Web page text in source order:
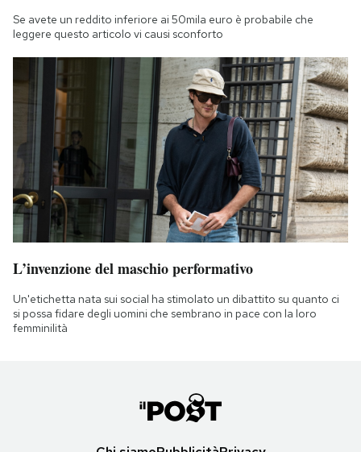
Se avete un reddito inferiore ai 50mila euro è probabile che
leggere questo articolo vi causi sconforto
L’invenzione del maschio performativo
Un'etichetta nata sui social ha stimolato un dibattito su quanto ci
si possa fidare degli uomini che sembrano in pace con la loro
femminilità